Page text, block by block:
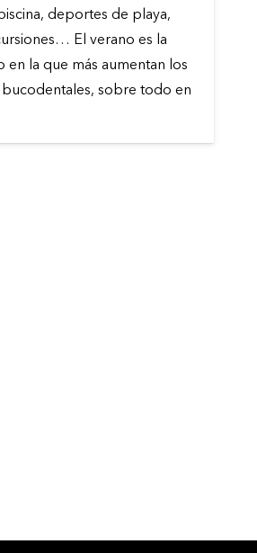
deportes de playa,
El verano es la
en la que más aumentan los
bucodentales, sobre todo en